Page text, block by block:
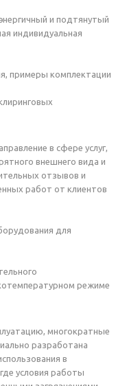
и подтянутый
индивидуальная
в сфере услуг,
внешнего вида и
отзывов и
работ от клиентов
режиме
многократные
разработана
в
условия работы